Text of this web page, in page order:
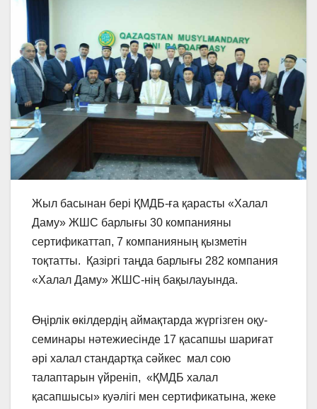
Жыл басынан бері ҚМДБ-ға қарасты «Халал
Даму» ЖШС барлығы 30 компанияны
сертификаттап, 7 компанияның қызметін
тоқтатты. Қазіргі таңда барлығы 282 компания
«Халал Даму» ЖШС-нің бақылауында.
Өңірлік өкілдердің аймақтарда жүргізген оқу-
семинары нәтежиесінде 17 қасапшы шариғат
әрі халал стандартқа сәйкес мал сою
талаптарын үйреніп, «ҚМДБ халал
қасапшысы» куәлігі мен сертификатына, жеке